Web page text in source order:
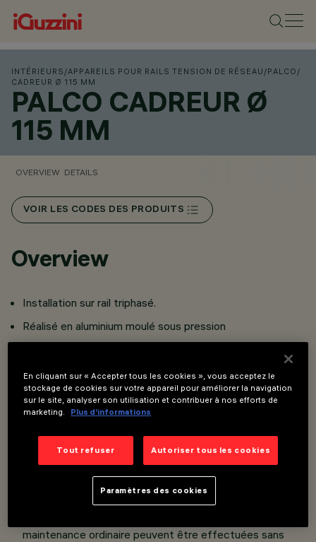
INTÉRIEURS /APPAREILS POUR RAILS TENSION DE RÉSEAU /PALCO /
CADREUR Ø 115 MM
PALCO CADREUR Ø
115 MM
OVERVIEW DETAILS
VOIR LES CODES DES PRODUITS
Overview
Installation sur rail triphasé.
Réalisé en aluminium moulé sous pression
mécanique de
la mise au point.
couteaux en métal qui permettent de créer un
maintenance ordinaire peuvent être effectuées sans
En cliquant sur « Accepter tous les cookies », vous acceptez le
stockage de cookies sur votre appareil pour améliorer la navigation
sur le site, analyser son utilisation et contribuer à nos efforts de
marketing.
Plus d’informations
Tout refuser Autoriser tous les cookies
Paramètres des cookies